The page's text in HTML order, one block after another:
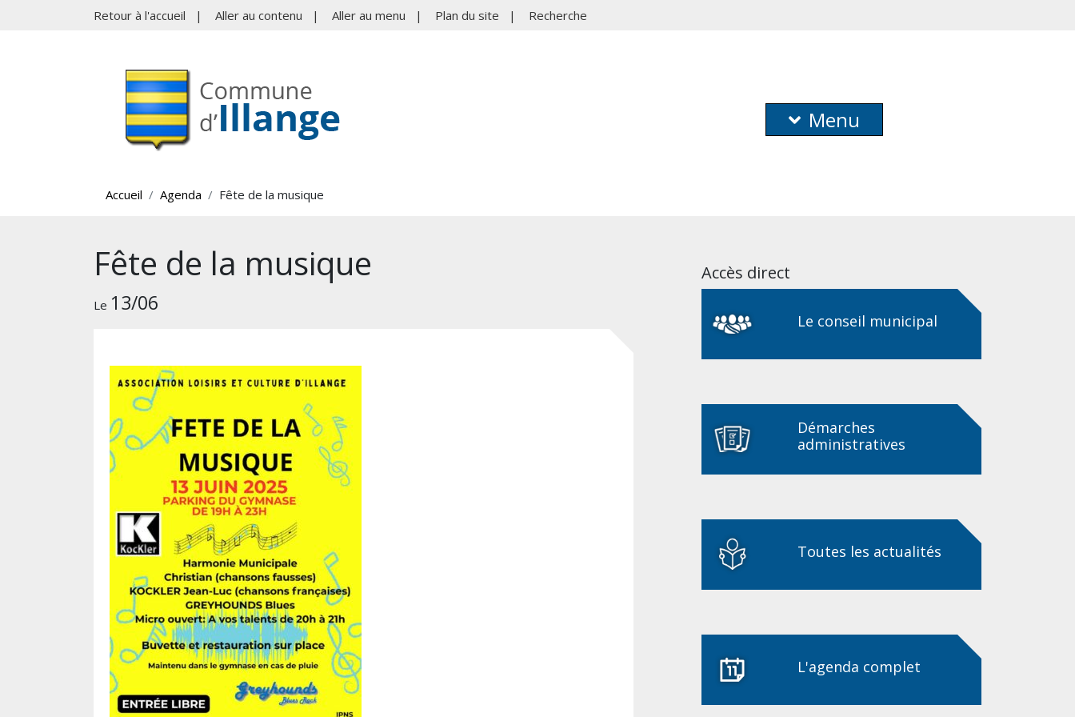
Retour à l'accueil | Aller au contenu | Aller au menu | Plan du site | Recherche
Menu
Accueil Agenda Fête de la musique
Fête de la musique
Le 13/06
Accès direct
Le conseil municipal
Démarches
administratives
Toutes les actualités
L'agenda complet